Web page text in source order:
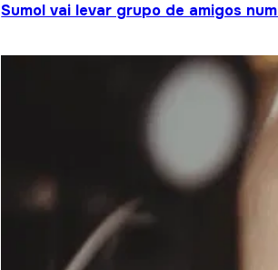
Sumol vai levar grupo de amigos